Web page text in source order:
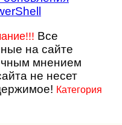
Все
на сайте
мнением
не несет
Категория